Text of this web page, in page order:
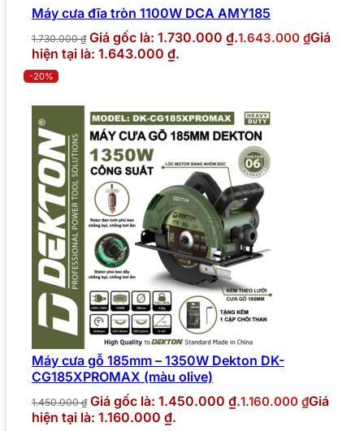
Máy cưa đĩa tròn 1100W DCA AMY185
1.730.000₫ Giá gốc là: 1.730.000 ₫.1.643.000 ₫Giá
hiện tại là: 1.643.000 ₫.
-20%
Máy cưa gỗ 185mm – 1350W Dekton DK-
CG185XPROMAX (màu olive)
1.450.000₫ Giá gốc là: 1.450.000 ₫.1.160.000 ₫Giá
hiện tại là: 1.160.000 ₫.